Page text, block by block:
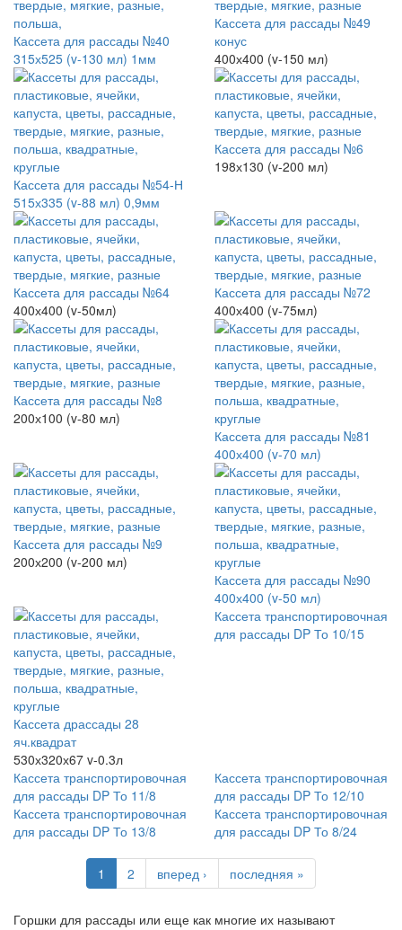
Кассета для рассады №40
315х525 (v-130 мл) 1мм
Кассета для рассады №49
конус
400х400 (v-150 мл)
Кассета для рассады №54-Н
515х335 (v-88 мл) 0,9мм
Кассета для рассады №6
198х130 (v-200 мл)
Кассета для рассады №64
400х400 (v-50мл)
Кассета для рассады №72
400х400 (v-75мл)
Кассета для рассады №8
200х100 (v-80 мл)
Кассета для рассады №81
400х400 (v-70 мл)
Кассета для рассады №9
200х200 (v-200 мл)
Кассета для рассады №90
400х400 (v-50 мл)
Кассета драссады 28
яч.квадрат
530х320х67 v-0.3л
Кассета транспортировочная
для рассады DP То 10/15
Кассета транспортировочная
для рассады DP То 11/8
Кассета транспортировочная
для рассады DP То 12/10
Кассета транспортировочная
для рассады DP То 13/8
Кассета транспортировочная
для рассады DP То 8/24
1 2 вперед › последняя »
Горшки для рассады или еще как многие их называют